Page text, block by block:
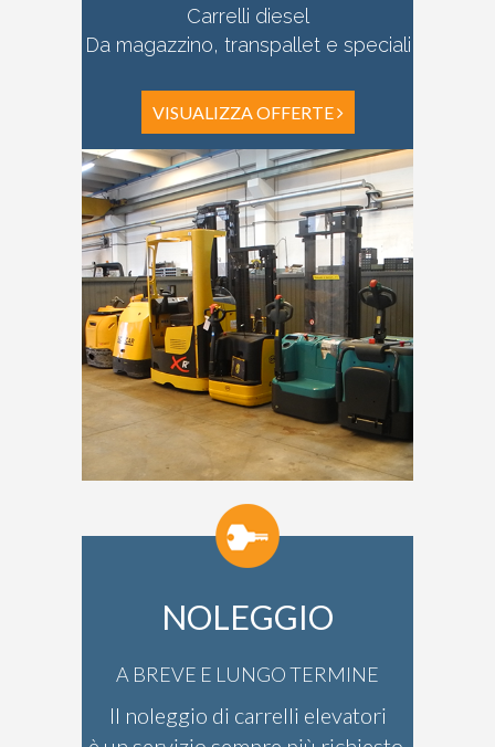
Carrelli diesel
Da magazzino, transpallet e speciali
VISUALIZZA OFFERTE
NOLEGGIO
A BREVE E LUNGO TERMINE
Il noleggio di carrelli elevatori